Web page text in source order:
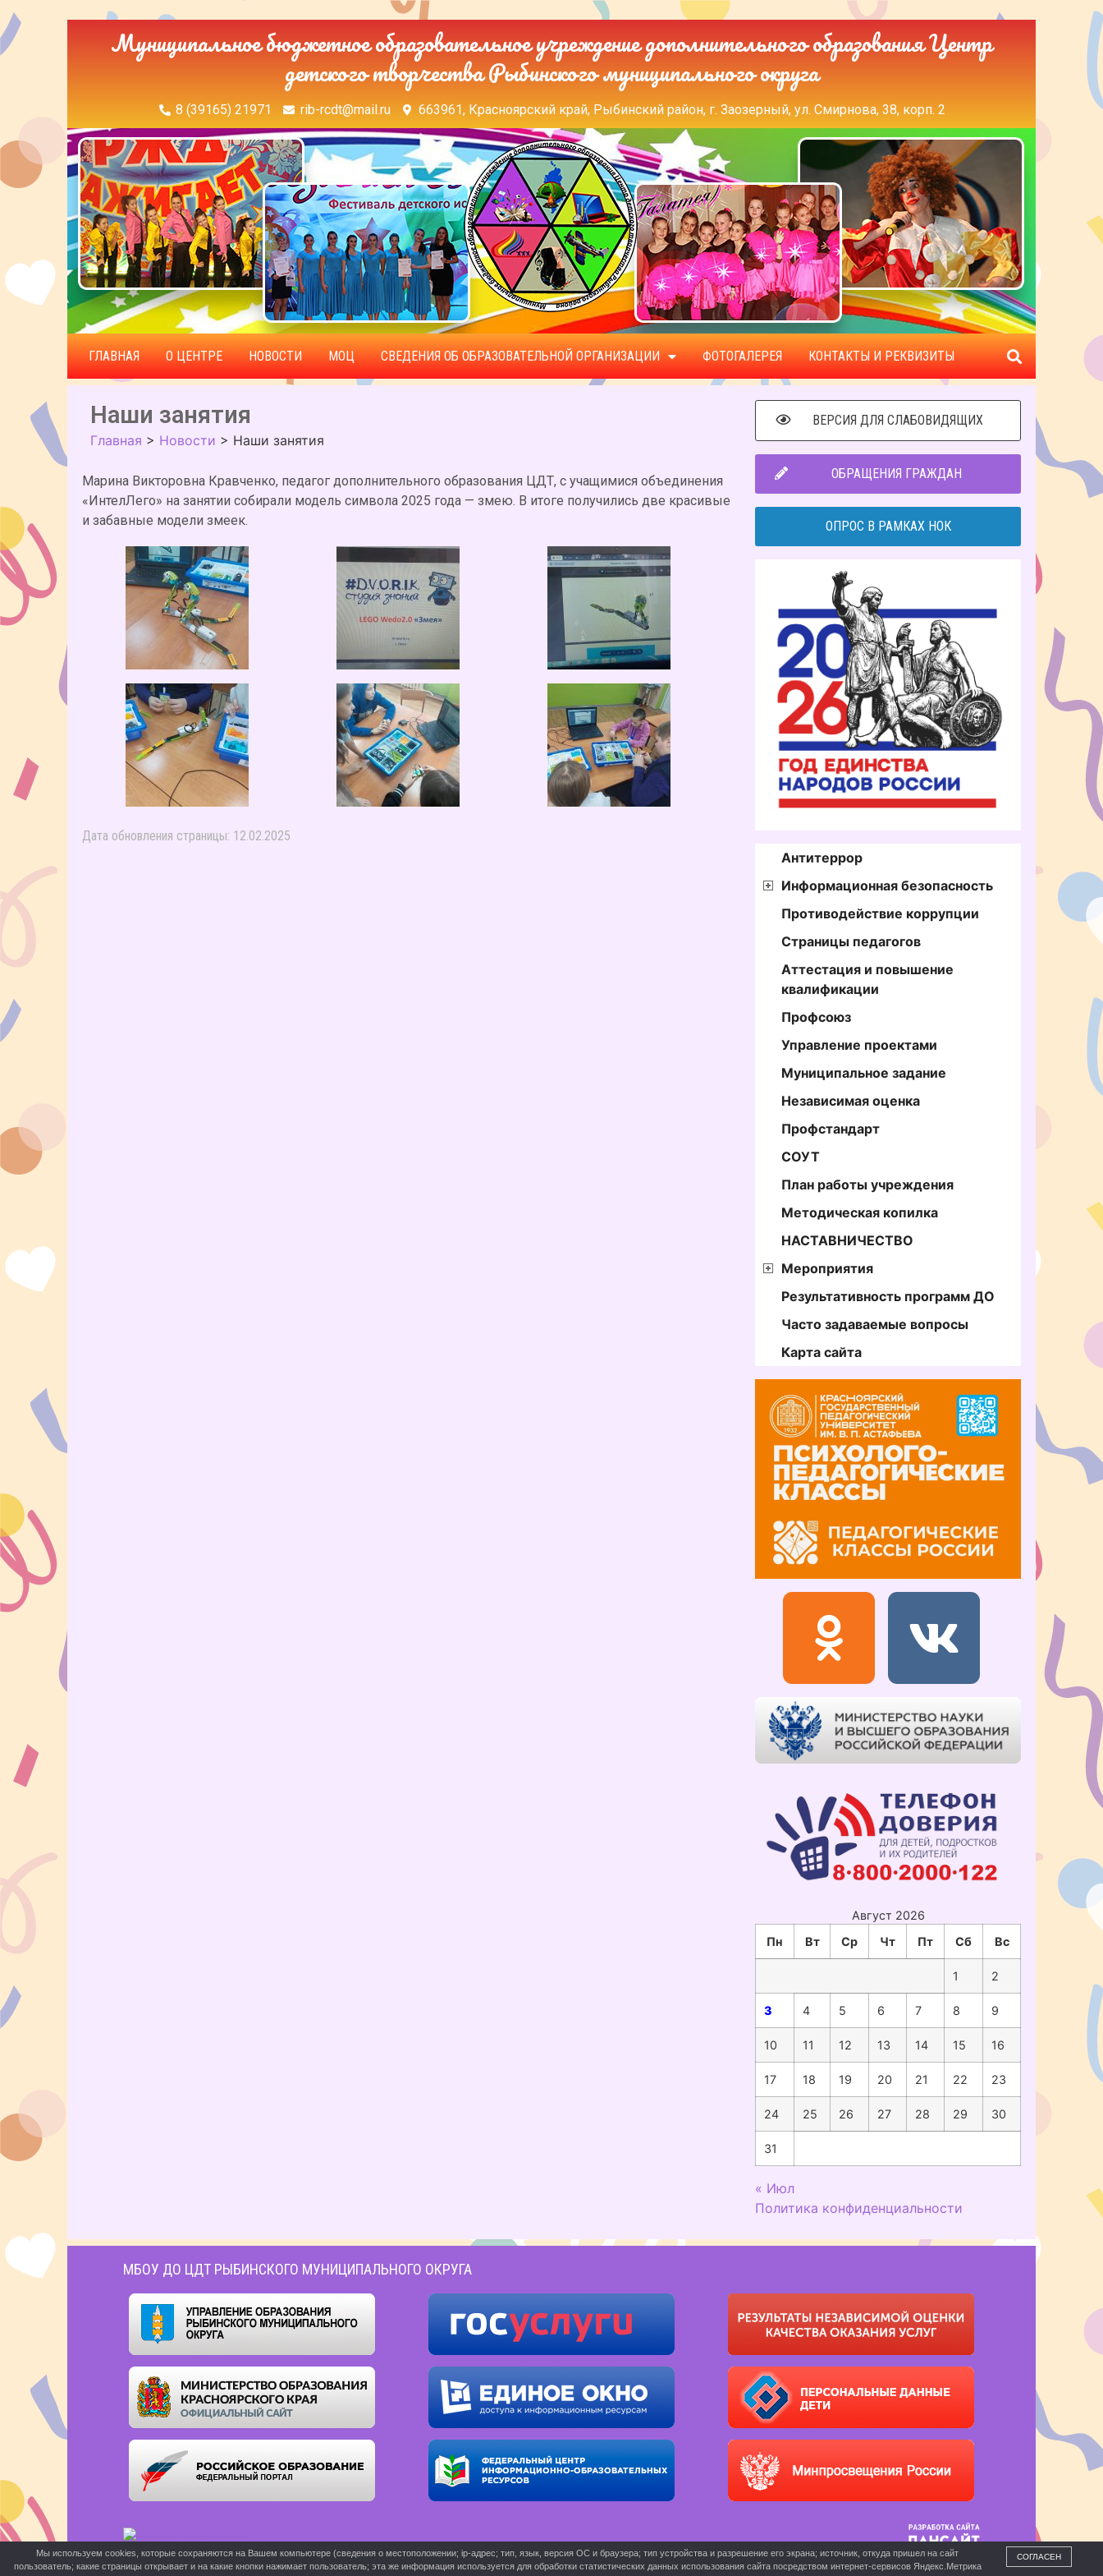
Муниципальное бюджетное образовательное учреждение дополнительного образования Центр
детского творчества Рыбинского муниципального округа
8 (39165) 21971 rib-rcdt@mail.ru 663961, Красноярский край, Рыбинский район, г. Заозерный, ул. Смирнова, 38, корп. 2
ГЛАВНАЯ О ЦЕНТРЕ НОВОСТИ МОЦ СВЕДЕНИЯ ОБ ОБРАЗОВАТЕЛЬНОЙ ОРГАНИЗАЦИИ ФОТОГАЛЕРЕЯ КОНТАКТЫ И РЕКВИЗИТЫ
Наши занятия
Главная > Новости > Наши занятия
Марина Викторовна Кравченко, педагог дополнительного образования ЦДТ, с учащимися объединения
«ИнтелЛего» на занятии собирали модель символа 2025 года — змею. В итоге получились две красивые
и забавные модели змеек.
Дата обновления страницы: 12.02.2025
ВЕРСИЯ ДЛЯ СЛАБОВИДЯЩИХ
ОБРАЩЕНИЯ ГРАЖДАН
ОПРОС В РАМКАХ НОК
Антитеррор
Информационная безопасность
Противодействие коррупции
Страницы педагогов
Аттестация и повышение
квалификации
Профсоюз
Управление проектами
Муниципальное задание
Независимая оценка
Профстандарт
СОУТ
План работы учреждения
Методическая копилка
НАСТАВНИЧЕСТВО
Мероприятия
Результативность программ ДО
Часто задаваемые вопросы
Карта сайта
Август 2026
Пн
Вт Ср Чт Пт Сб Вс
1 2
3 4 5 6 7 8 9
10 11 12 13 14 15 16
17 18 19 20 21 22 23
24 25 26 27 28 29 30
31
« Июл
Политика конфиденциальности
МБОУ ДО ЦДТ РЫБИНСКОГО МУНИЦИПАЛЬНОГО ОКРУГА
Мы используем cookies, которые сохраняются на Вашем компьютере (сведения о местоположении; ip-адрес; тип, язык, версия ОС и браузера; тип устройства и разрешение его экрана; источник, откуда пришел на сайт
пользователь; какие страницы открывает и на какие кнопки нажимает пользователь; эта же информация используется для обработки статистических данных использования сайта посредством интернет-сервисов Яндекс.Метрика
СОГЛАСЕН